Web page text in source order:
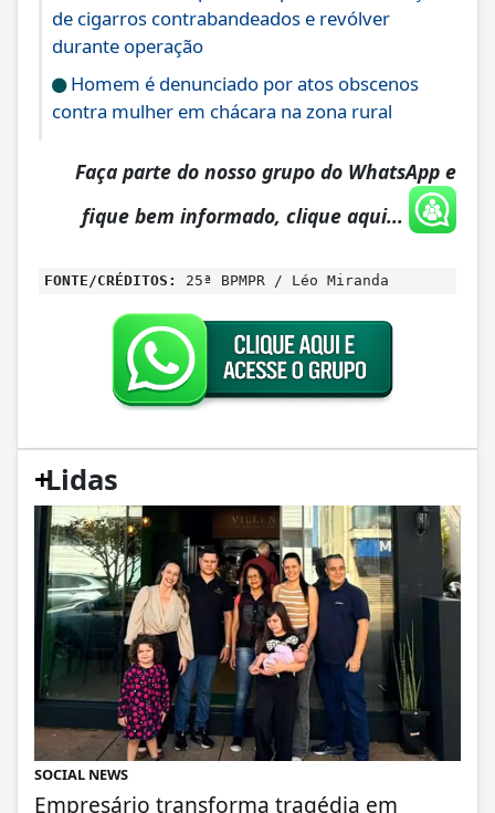
de cigarros contrabandeados e revólver
durante operação
Homem é denunciado por atos obscenos
contra mulher em chácara na zona rural
Faça parte do nosso grupo do WhatsApp e
fique bem informado, clique aqui...
FONTE/CRÉDITOS: 25ª BPMPR / Léo Miranda
+
Lidas
SOCIAL NEWS
Empresário transforma tragédia em